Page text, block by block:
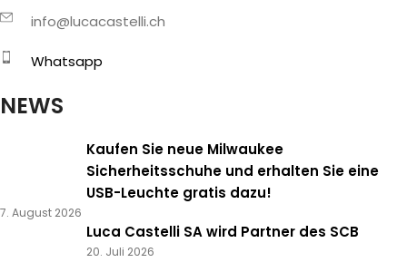
info@lucacastelli.ch
Whatsapp
NEWS
Kaufen Sie neue Milwaukee
Sicherheitsschuhe und erhalten Sie eine
USB-Leuchte gratis dazu!
7. August 2026
Luca Castelli SA wird Partner des SCB
20. Juli 2026